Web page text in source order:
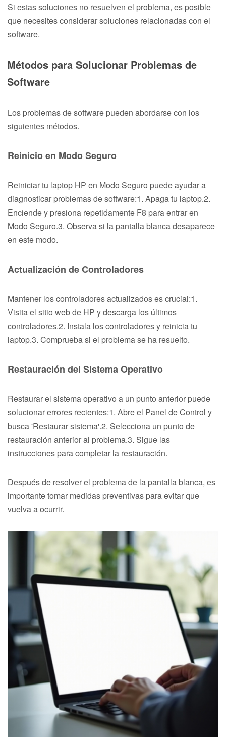
Si estas soluciones no resuelven el problema, es posible
que necesites considerar soluciones relacionadas con el
software.
Métodos para Solucionar Problemas de
Software
Los problemas de software pueden abordarse con los
siguientes métodos.
Reinicio en Modo Seguro
Reiniciar tu laptop HP en Modo Seguro puede ayudar a
diagnosticar problemas de software:1. Apaga tu laptop.2.
Enciende y presiona repetidamente F8 para entrar en
Modo Seguro.3. Observa si la pantalla blanca desaparece
en este modo.
Actualización de Controladores
Mantener los controladores actualizados es crucial:1.
Visita el sitio web de HP y descarga los últimos
controladores.2. Instala los controladores y reinicia tu
laptop.3. Comprueba si el problema se ha resuelto.
Restauración del Sistema Operativo
Restaurar el sistema operativo a un punto anterior puede
solucionar errores recientes:1. Abre el Panel de Control y
busca 'Restaurar sistema'.2. Selecciona un punto de
restauración anterior al problema.3. Sigue las
instrucciones para completar la restauración.
Después de resolver el problema de la pantalla blanca, es
importante tomar medidas preventivas para evitar que
vuelva a ocurrir.